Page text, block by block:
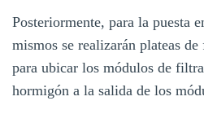
Posteriormente, para la puesta
mismos se realizarán plateas
para ubicar los módulos de
hormigón a la salida de los